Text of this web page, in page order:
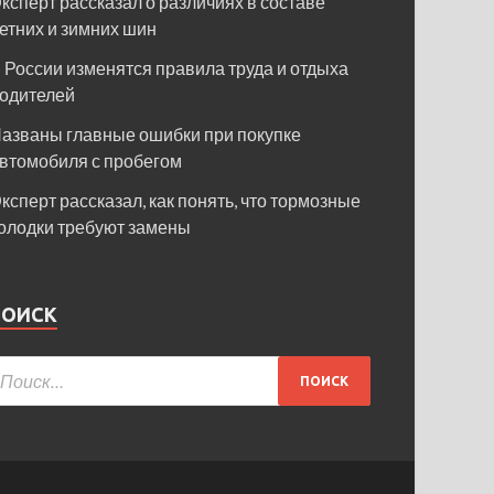
и зимних шин
России изменятся правила труда и отдыха
главные ошибки при покупке
с пробегом
рассказал, как понять, что тормозные
требуют замены